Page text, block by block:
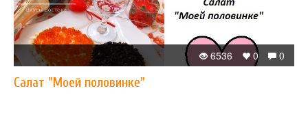
0
0
6536
Салат "Моей половинке"